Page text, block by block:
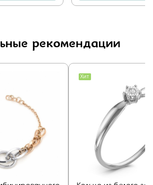
рекомендации